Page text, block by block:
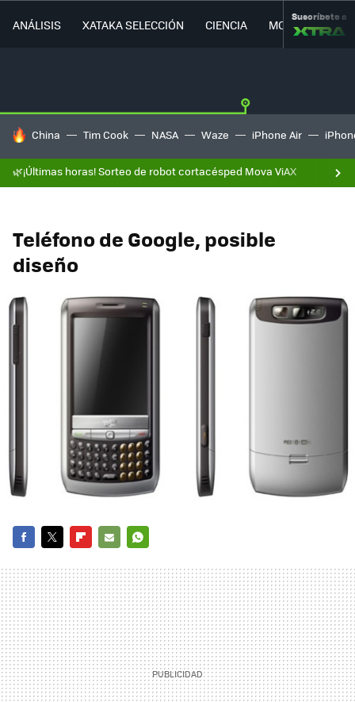
ANÁLISIS XATAKA SELECCIÓN CIENCIA MOVILIDAD
Suscríbete a
HOY SE HABLA DE
China Tim Cook NASA Waze iPhone Air
🌿¡Últimas horas! Sorteo de robot cortacésped Mova ViAX
Teléfono de Google, posible
diseño
MAIL